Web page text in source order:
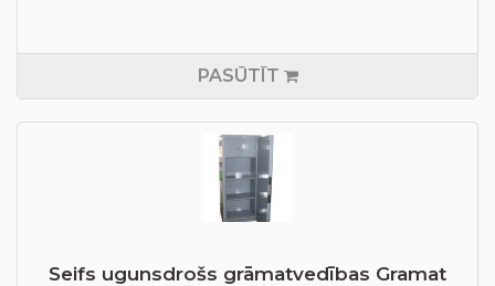
PASŪTĪT
Seifs ugunsdrošs grāmatvedības Gramat